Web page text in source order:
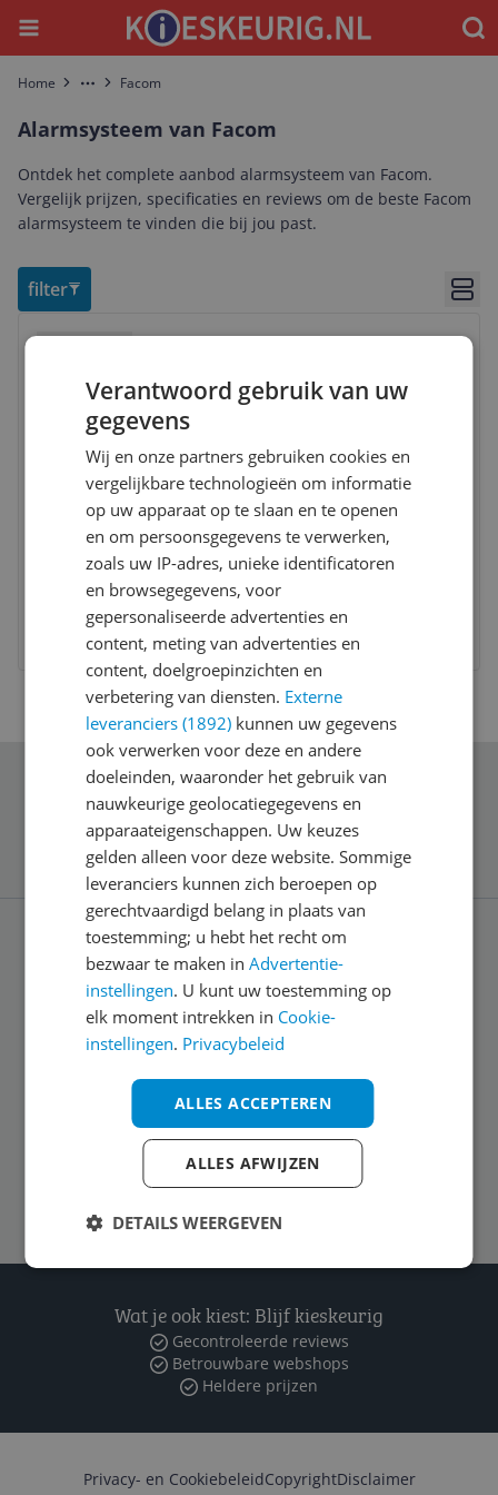
Menu
Home More Facom
Alarmsysteem van Facom
Ontdek het complete aanbod alarmsysteem van Facom.
Vergelijk prijzen, specificaties en reviews om de beste Facom
alarmsysteem te vinden die bij jou past.
filter
Vergelijken
Facom Set Van 7 44 Sleutels - 44.J7PB
€ 43,75
Bekijk meer informatie
Schrijf je in voor onze nieuwsbrief
Service
Algemeen
Wat je ook kiest: Blijf kieskeurig
Gecontroleerde reviews
Betrouwbare webshops
Heldere prijzen
Privacy- en CookiebeleidCopyrightDisclaimer
Verantwoord gebruik van uw
gegevens
Wij en onze partners gebruiken cookies en
vergelijkbare technologieën om informatie
op uw apparaat op te slaan en te openen
en om persoonsgegevens te verwerken,
zoals uw IP-adres, unieke identificatoren
en browsegegevens, voor
gepersonaliseerde advertenties en
content, meting van advertenties en
content, doelgroepinzichten en
verbetering van diensten. Externe
leveranciers (1892) kunnen uw gegevens
ook verwerken voor deze en andere
doeleinden, waaronder het gebruik van
nauwkeurige geolocatiegegevens en
apparaateigenschappen. Uw keuzes
gelden alleen voor deze website. Sommige
leveranciers kunnen zich beroepen op
gerechtvaardigd belang in plaats van
toestemming; u hebt het recht om
bezwaar te maken inAdvertentie-
instellingen. U kunt uw toestemming op
elk moment intrekken in Cookie-
instellingen. Privacybeleid
ALLES ACCEPTEREN
ALLES AFWIJZEN
DETAILS WEERGEVEN